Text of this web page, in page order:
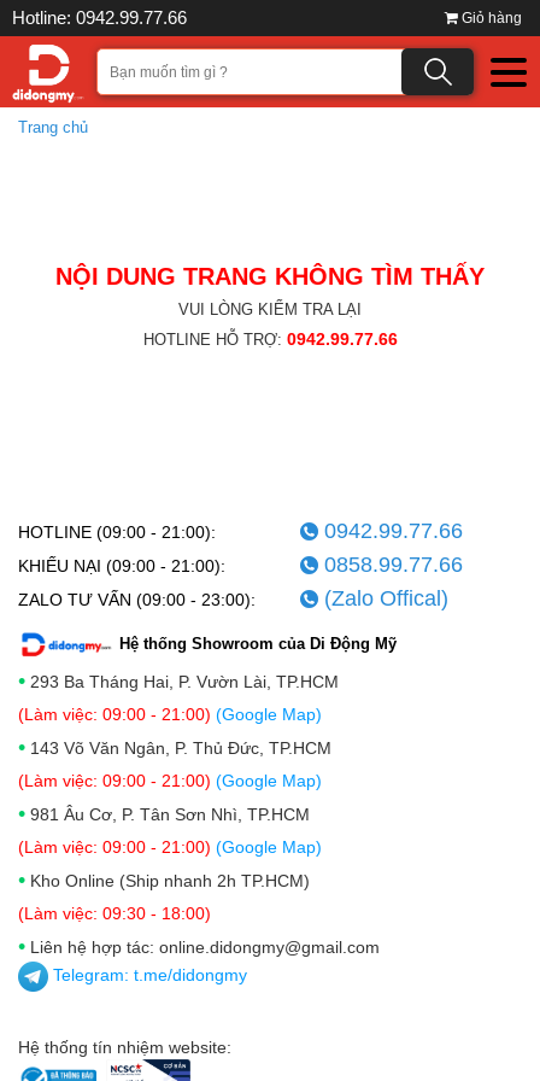
Hotline: 0942.99.77.66 Giỏ hàng
Trang chủ
NỘI DUNG TRANG KHÔNG TÌM THẤY
VUI LÒNG KIỂM TRA LẠI
HOTLINE HỖ TRỢ: 0942.99.77.66
HOTLINE (09:00 - 21:00): 0942.99.77.66
KHIẾU NẠI (09:00 - 21:00): 0858.99.77.66
ZALO TƯ VẤN (09:00 - 23:00): (Zalo Offical)
Hệ thống Showroom của Di Động Mỹ
• 293 Ba Tháng Hai, P. Vườn Lài, TP.HCM
(Làm việc: 09:00 - 21:00) (Google Map)
• 143 Võ Văn Ngân, P. Thủ Đức, TP.HCM
(Làm việc: 09:00 - 21:00) (Google Map)
• 981 Âu Cơ, P. Tân Sơn Nhì, TP.HCM
(Làm việc: 09:00 - 21:00) (Google Map)
• Kho Online (Ship nhanh 2h TP.HCM)
(Làm việc: 09:30 - 18:00)
• Liên hệ hợp tác: online.didongmy@gmail.com
Telegram: t.me/didongmy
Hệ thống tín nhiệm website: